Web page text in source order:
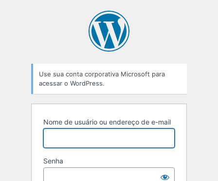
Use sua conta corporativa Microsoft para
acessar o WordPress.
Nome de usuário ou endereço de e-mail
Senha